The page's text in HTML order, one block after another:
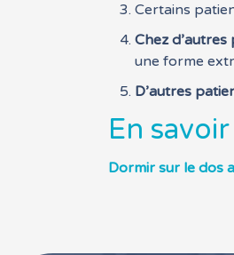
Certains
Chez
une forme
D’autres
En savoir
Dormir sur le dos